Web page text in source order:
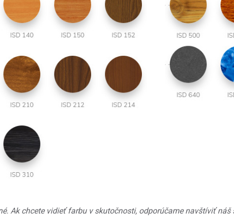
Ak chcete vidieť farbu v skutočnosti, odporúčame navštíviť